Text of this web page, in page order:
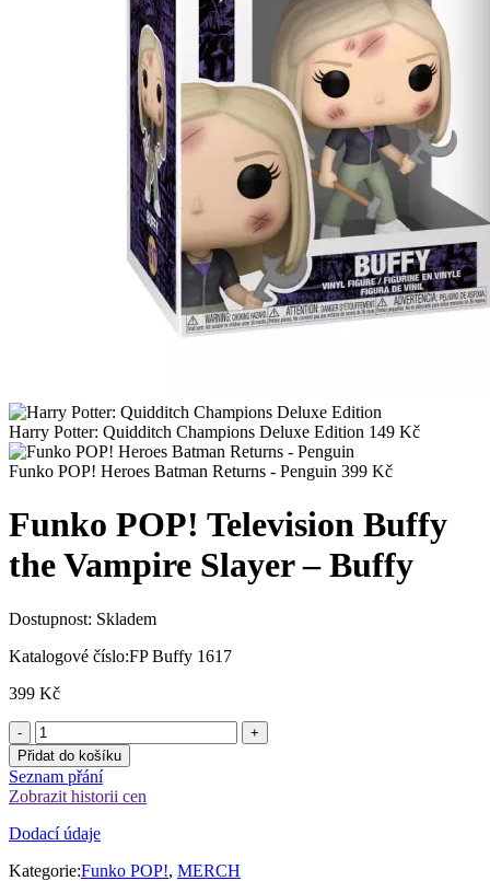
Harry Potter: Quidditch Champions Deluxe Edition 149 Kč
Funko POP! Heroes Batman Returns - Penguin 399 Kč
Funko POP! Television Buffy
the Vampire Slayer – Buffy
Dostupnost: Skladem
Katalogové číslo:FP Buffy 1617
399 Kč
Přidat do košíku
Seznam přání
Zobrazit historii cen
Dodací údaje
Kategorie:Funko POP!, MERCH